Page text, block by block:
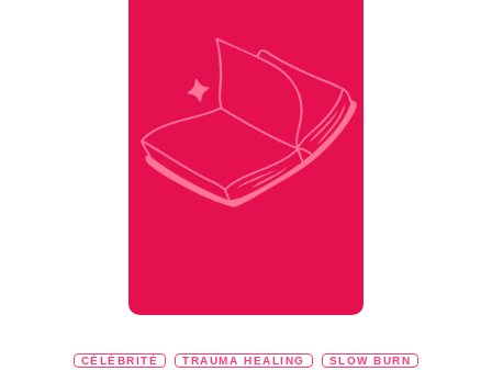
CÉLÉBRITÉ TRAUMA HEALING SLOW BURN